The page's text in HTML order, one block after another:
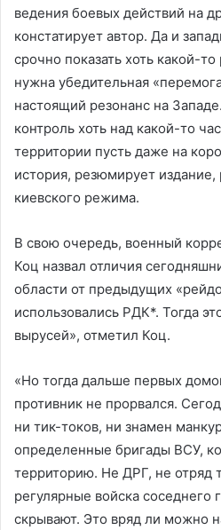
ведения боевых действий на
констатирует автор. Да и
срочно показать хоть какой-
нужна убедительная
настоящий резонанс на
контроль хоть над какой-то
территории пусть даже на
история, резюмирует
киевского режима.
В свою очередь, военный
Коц назвал отличия
области от предыдущих
использовались РДК*. Тогда
вырусей», отметил Коц.
«Но тогда дальше первых
противник не прорвался.
ни тик-токов, ни знамен
определенные бригады ВСУ,
территорию. Не ДРГ, не отряд
регулярные войска соседнего
скрывают. Это вряд ли можно